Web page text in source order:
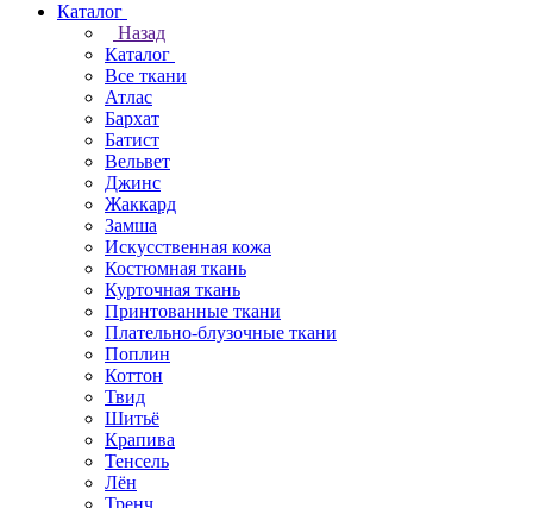
Каталог
Назад
Каталог
Все ткани
Атлас
Бархат
Батист
Вельвет
Джинс
Жаккард
Замша
Искусственная кожа
Костюмная ткань
Курточная ткань
Принтованные ткани
Плательно-блузочные ткани
Поплин
Коттон
Твид
Шитьё
Крапива
Тенсель
Лён
Тренч